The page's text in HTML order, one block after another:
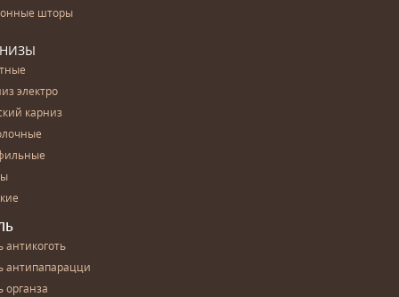
шторы
электро
карниз
антикоготь
антипапарацци
органза